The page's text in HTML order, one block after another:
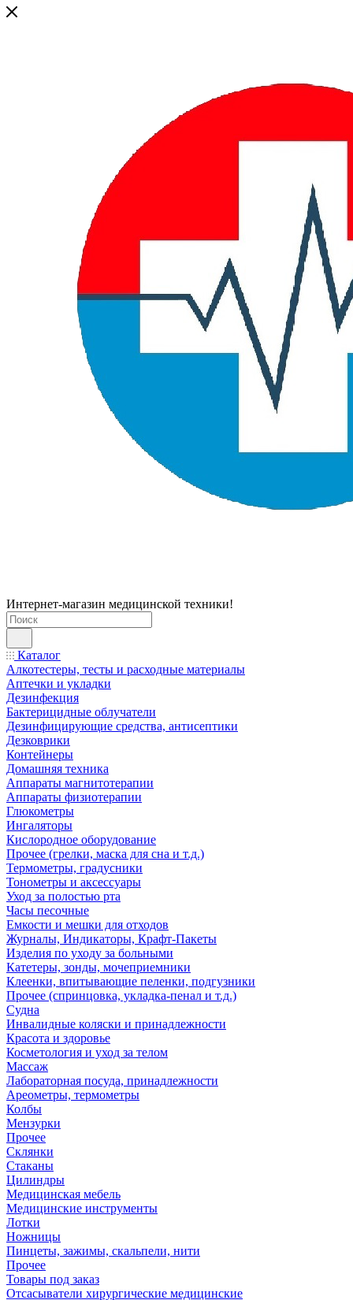
Интернет-магазин медицинской техники!
Каталог
Алкотестеры, тесты и расходные материалы
Аптечки и укладки
Дезинфекция
Бактерицидные облучатели
Дезинфицирующие средства, антисептики
Дезковрики
Контейнеры
Домашняя техника
Аппараты магнитотерапии
Аппараты физиотерапии
Глюкометры
Ингаляторы
Кислородное оборудование
Прочее (грелки, маска для сна и т.д.)
Термометры, градусники
Тонометры и аксессуары
Уход за полостью рта
Часы песочные
Емкости и мешки для отходов
Журналы, Индикаторы, Крафт-Пакеты
Изделия по уходу за больными
Катетеры, зонды, мочеприемники
Клеенки, впитывающие пеленки, подгузники
Прочее (спринцовка, укладка-пенал и т.д.)
Судна
Инвалидные коляски и принадлежности
Красота и здоровье
Косметология и уход за телом
Массаж
Лабораторная посуда, принадлежности
Ареометры, термометры
Колбы
Мензурки
Прочее
Склянки
Стаканы
Цилиндры
Медицинская мебель
Медицинские инструменты
Лотки
Ножницы
Пинцеты, зажимы, скальпели, нити
Прочее
Товары под заказ
Отсасыватели хирургические медицинские